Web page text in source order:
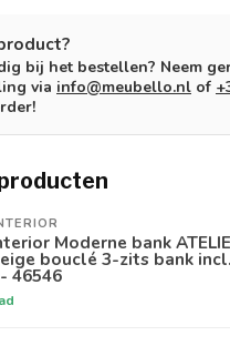
bij het bestellen? Neem
via info@meubello.nl of
Moderne bank
bouclé 3-zits bank incl.
46546